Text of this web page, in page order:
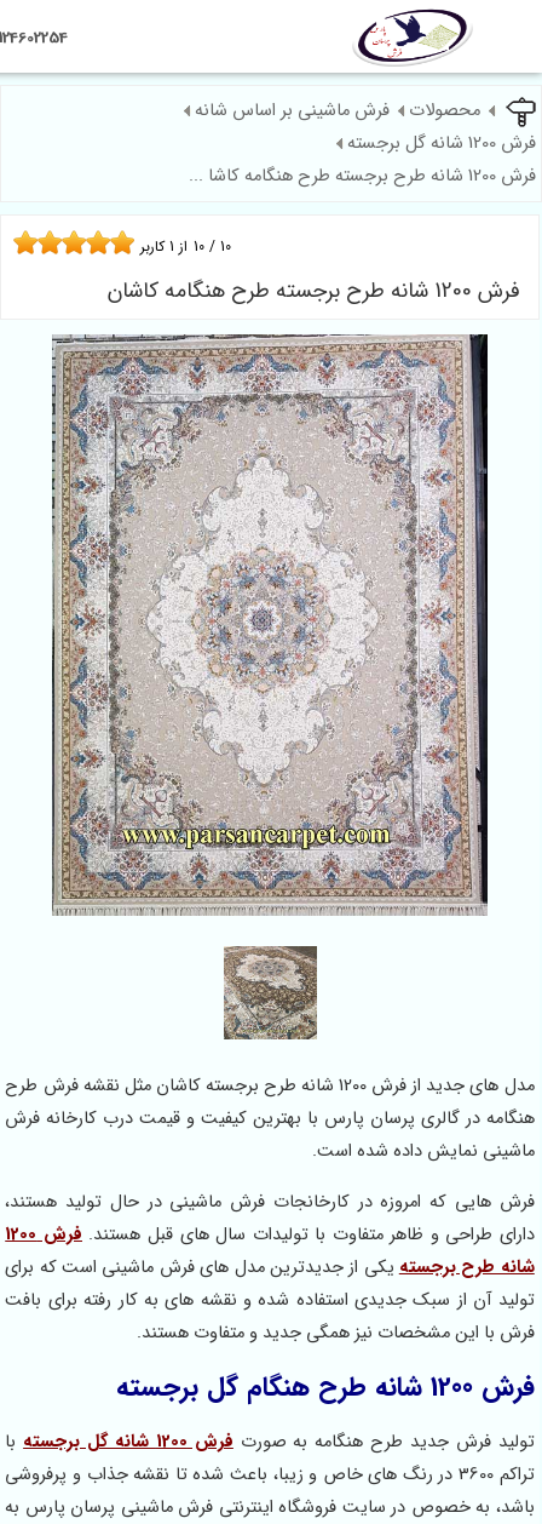
09124602254
محصولات فرش ماشینی بر اساس شانه
1کاربر
مدل های جدید از فرش 1200 شانه طرح برجسته کاشان مثل نقشه فرش طرح
در گالری پرسان پارس با بهترین کیفیت و قیمت درب کارخانه فرش
نمایش داده شده است.
که امروزه در کارخانجات فرش ماشینی در حال تولید هستند،
و ظاهر متفاوت با تولیدات سال های قبل هستند.
فرش 1200
برجستهیکی از جدیدترین مدل های فرش ماشینی است که برای
از سبک جدیدی استفاده شده و نقشه های به کار رفته برای بافت
این مشخصات نیز همگی جدید و متفاوت هستند.
جدید طرح هنگامه به صورت فرش 1200 شانه گل برجسته
با
تراکم 3600 در رنگ های خاص و زیبا، باعث شده تا نقشه جذاب و پرفروشی
خصوص در سایت فروشگاه اینترنتی فرش ماشینی پرسان پارس به